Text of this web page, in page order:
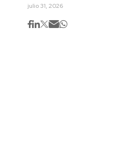
julio 31, 2026